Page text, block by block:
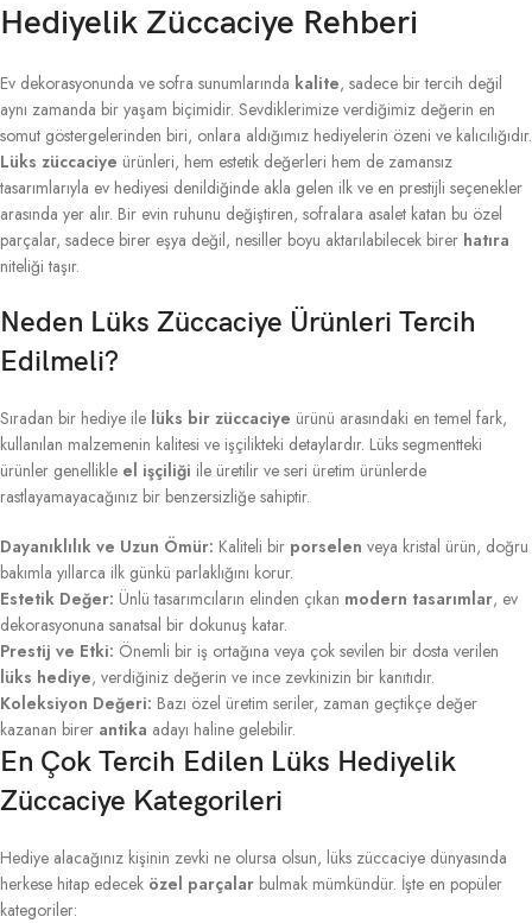
Hediyelik Züccaciye Rehberi
Ev dekorasyonunda ve sofra sunumlarında kalite, sadece bir tercih değil
aynı zamanda bir yaşam biçimidir. Sevdiklerimize verdiğimiz değerin en
somut göstergelerinden biri, onlara aldığımız hediyelerin özeni ve kalıcılığıdır.
Lüks züccaciye ürünleri, hem estetik değerleri hem de zamansız
tasarımlarıyla ev hediyesi denildiğinde akla gelen ilk ve en prestijli seçenekler
arasında yer alır. Bir evin ruhunu değiştiren, sofralara asalet katan bu özel
parçalar, sadece birer eşya değil, nesiller boyu aktarılabilecek birer hatıra
niteliği taşır.
Neden Lüks Züccaciye Ürünleri Tercih
Edilmeli?
Sıradan bir hediye ile lüks bir züccaciye ürünü arasındaki en temel fark,
kullanılan malzemenin kalitesi ve işçilikteki detaylardır. Lüks segmentteki
ürünler genellikle el işçiliği ile üretilir ve seri üretim ürünlerde
rastlayamayacağınız bir benzersizliğe sahiptir.
Dayanıklılık ve Uzun Ömür: Kaliteli bir porselen veya kristal ürün, doğru
bakımla yıllarca ilk günkü parlaklığını korur.
Estetik Değer: Ünlü tasarımcıların elinden çıkan modern tasarımlar, ev
dekorasyonuna sanatsal bir dokunuş katar.
Prestij ve Etki: Önemli bir iş ortağına veya çok sevilen bir dosta verilen
lüks hediye, verdiğiniz değerin ve ince zevkinizin bir kanıtıdır.
Koleksiyon Değeri: Bazı özel üretim seriler, zaman geçtikçe değer
kazanan birer antika adayı haline gelebilir.
En Çok Tercih Edilen Lüks Hediyelik
Züccaciye Kategorileri
Hediye alacağınız kişinin zevki ne olursa olsun, lüks züccaciye dünyasında
herkese hitap edecek özel parçalar bulmak mümkündür. İşte en popüler
kategoriler: